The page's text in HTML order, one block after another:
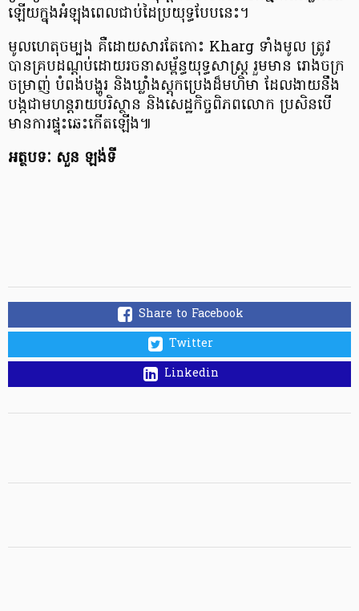
ឡើយក្នុងអំឡុងពេលជាប់ដៃប្រយុទ្ធបែបនេះ។
មូលហេតុចម្បង គឺដោយសារតែកោះ Kharg ទាំងមូល ត្រូវ
បានគ្របដណ្តប់ដោយរចនាសម្ព័ន្ធយុទ្ធសាស្ត្រ រួមមាន រោងចក្រ
ចម្រាញ់ បំពង់បង្ហូរ និងឃ្លាំងស្តុកប្រេងដ៏មហិមា ដែលងាយនឹង
បង្កជាមហន្តរាយបរិស្ថាន និងសេដ្ឋកិច្ចពិភពលោក ប្រសិនបើ
មានការផ្ទុះឆេះកើតឡើង៕
អត្ថបទៈ សួន ឡង់ទី​
Share to Facebook
Twitter
Linkedin